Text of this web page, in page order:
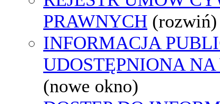
PRAWNYCH (rozwiń)
INFORMACJA
UDOSTĘPNIONA
(nowe okno)